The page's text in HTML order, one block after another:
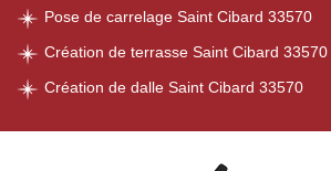
Pose de carrelage Saint Cibard 33570
Création de terrasse Saint Cibard 33570
Création de dalle Saint Cibard 33570